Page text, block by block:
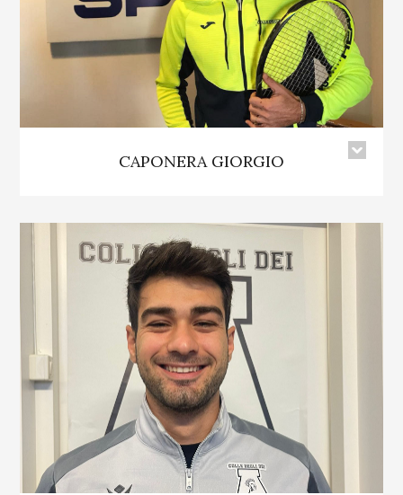
CAPONERA GIORGIO